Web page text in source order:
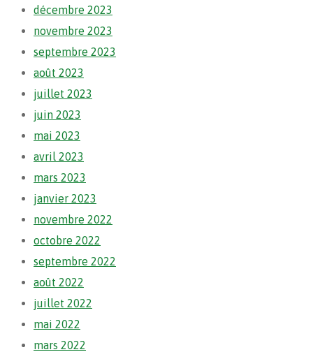
décembre 2023
novembre 2023
septembre 2023
août 2023
juillet 2023
juin 2023
mai 2023
avril 2023
mars 2023
janvier 2023
novembre 2022
octobre 2022
septembre 2022
août 2022
juillet 2022
mai 2022
mars 2022